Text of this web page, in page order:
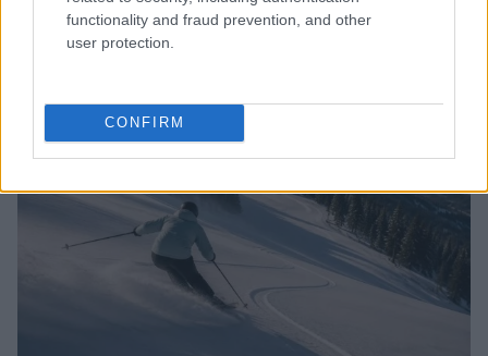
functionality and fraud prevention, and other
user protection.
CONFIRM
alpino
Marco Tessari · 4 Ago 2026